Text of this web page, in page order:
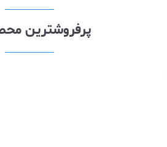
پرفروشترین